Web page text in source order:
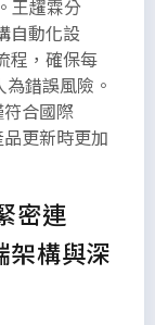
王趯霖分
自動化設
程，確保每
錯誤風險。
合國際
更新時更加
密連
架構與深